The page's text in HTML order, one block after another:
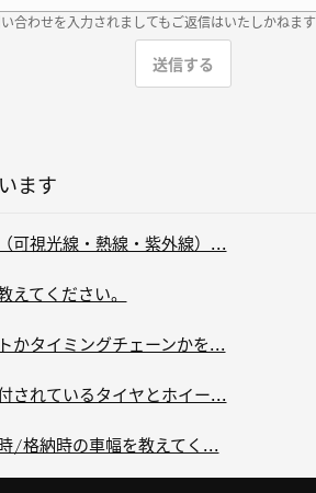
合わせを入力されましてもご返信はいたしかねます
ます
可視光線・熱線・紫外線）...
えてください。
かタイミングチェーンかを...
されているタイヤとホイー...
/格納時の車幅を教えてく...